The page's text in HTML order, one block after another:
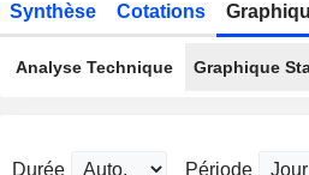
Synthèse Cotations
Analyse Technique Graphique
Durée Période